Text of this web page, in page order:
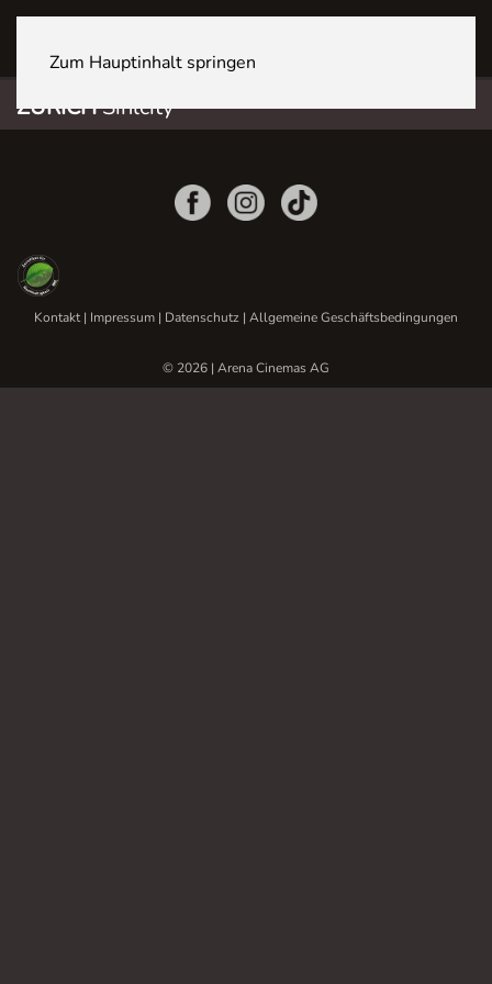
Zum Hauptinhalt springen
ZÜRICHSihlcity
Kontakt| Impressum | Datenschutz | Allgemeine Geschäftsbedingungen
© 2026 | Arena Cinemas AG